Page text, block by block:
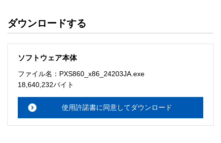
・ソフトウェアを改変、またはリバースエンジニアリング
ソフトウェアのサポート
・本サーバでは、ユーザーサポートは行いません。搭載ソ
メーションセンターまでお願い
ルをお読み下さい。
ダウンロードする
ソフトウェア本体
ファイル名：PXS860_x86_24203JA.exe
18,640,232バイト
使用許諾書に同意してダウンロード